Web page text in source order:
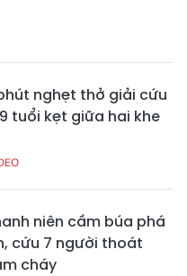
nghẹt thở giải cứu
tuổi kẹt giữa hai khe
niên cầm búa phá
cứu 7 người thoát
cháy